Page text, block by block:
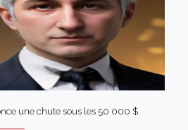
une chute sous les 50 000 $